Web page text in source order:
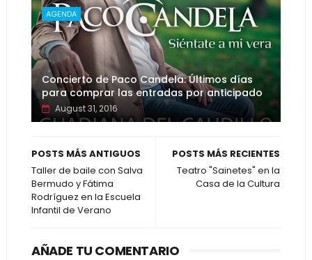
AGENDA
Concierto de Paco Candela: Últimos días
para comprar las entradas por anticipado
August 31, 2016
POSTS MÁS RECIENTES
Teatro "Sainetes" en la
Casa de la Cultura
POSTS MÁS ANTIGUOS
Taller de baile con Salva
Bermudo y Fátima
Rodríguez en la Escuela
Infantil de Verano
AÑADE TU COMENTARIO